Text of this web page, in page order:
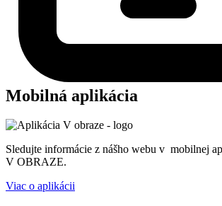
Mobilná aplikácia
Sledujte informácie z nášho webu v mobilnej
V OBRAZE.
Viac o aplikácii